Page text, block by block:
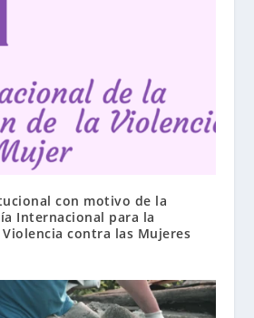
con motivo de la
Internacional para la
contra las Mujeres